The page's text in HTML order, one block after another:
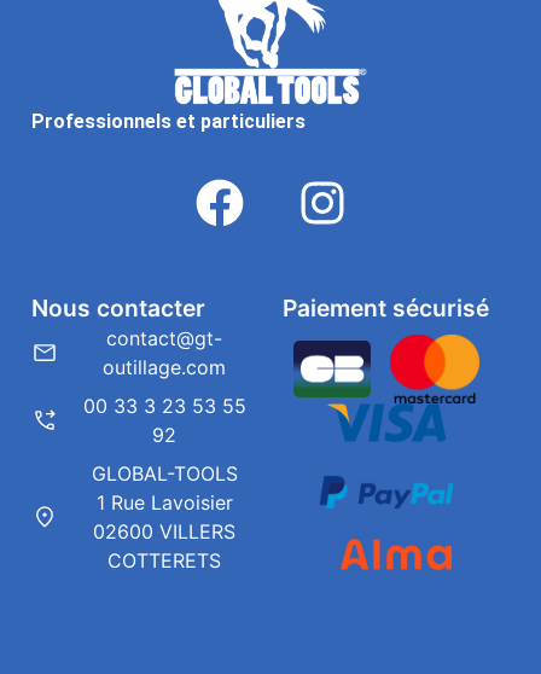
Professionnels et particuliers
Paiement sécurisé
Nous contacter
contact@gt-
outillage.com
00 33 3 23 53 55
92
GLOBAL-TOOLS
1 Rue Lavoisier
02600 VILLERS
COTTERETS